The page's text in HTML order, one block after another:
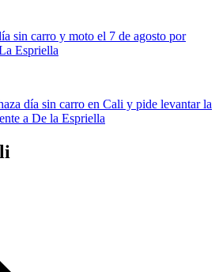
sin carro y moto el 7 de agosto por
Espriella
día sin carro en Cali y pide levantar la
a De la Espriella